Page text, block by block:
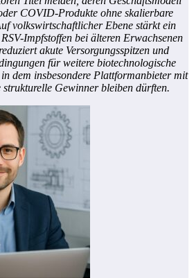
COVID‑Produkte ohne skalierbare
volkswirtschaftlicher Ebene stärkt ein
Impfstoffen bei älteren Erwachsenen
akute Versorgungsspitzen und
für weitere biotechnologische
dem insbesondere Plattformanbieter mit
Gewinner bleiben dürften.